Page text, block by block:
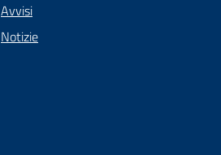
Avvisi
Notizie